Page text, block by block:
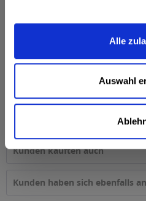
Alle
Auswahl
Benediktiner Weißbräu GmbH
Ettal,Deutschland, Fax: 08822
Alkoholgehalt
Kunden kauften auch
Kunden haben sich ebenfalls